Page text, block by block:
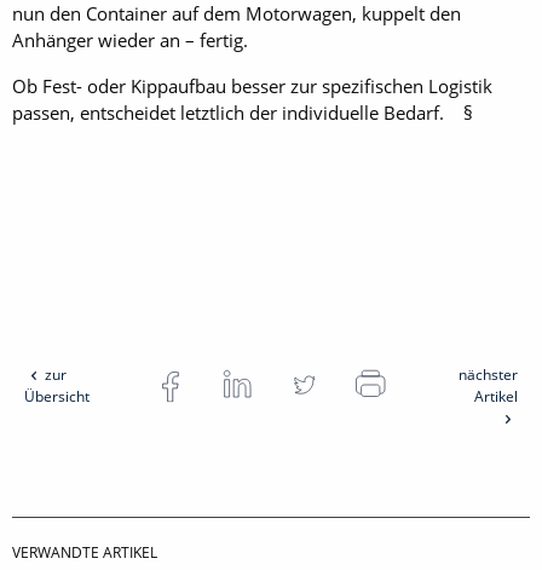
nun den Container auf dem Motorwagen, kuppelt den
Anhänger wieder an – fertig.
Ob Fest- oder Kippaufbau besser zur spezifischen Logistik
passen, entscheidet letztlich der individuelle Bedarf. §
zur
Übersicht
nächster
Artikel
VERWANDTE ARTIKEL